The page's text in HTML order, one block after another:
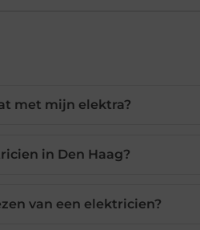
met mijn elektra?
in Den Haag?
van een elektricien?